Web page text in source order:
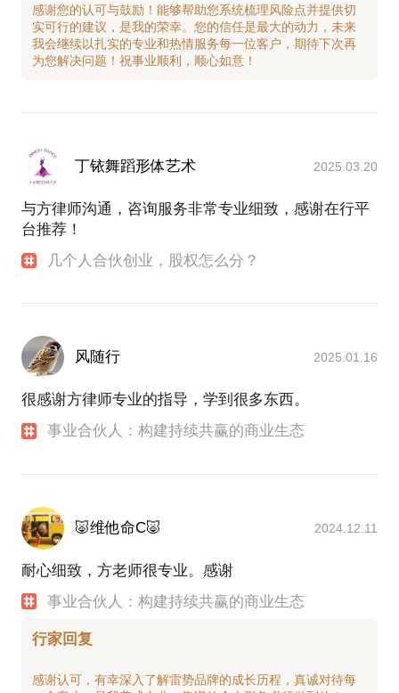
感谢您的认可与鼓励！能够帮助您系统梳理风险点并提供切
实可行的建议，是我的荣幸。您的信任是最大的动力，未来
我会继续以扎实的专业和热情服务每一位客户，期待下次再
丁铱舞蹈形体艺术 2025.03.20
与方律师沟通，咨询服务非常专业细致，感谢在行平
台推荐！
几个人合伙创业，股权怎么分？
风随行 2025.01.16
很感谢方律师专业的指导，学到很多东西。
事业合伙人：构建持续共赢的商业生态
🐷维他命C🐷 2024.12.11
耐心细致，方老师很专业。感谢
事业合伙人：构建持续共赢的商业生态
行家回复
感谢认可，有幸深入了解雷势品牌的成长历程，真诚对待每